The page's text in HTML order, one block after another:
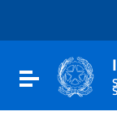
Vai al footer
Attiva /